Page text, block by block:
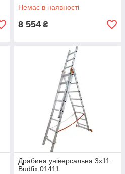
Немає в наявності
8 554 ₴
Драбина універсальна 3х11
Budfix 01411